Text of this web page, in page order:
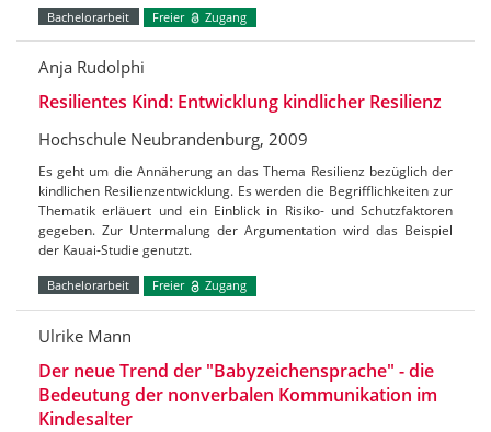
Bachelorarbeit Freier Zugang
Anja Rudolphi
Resilientes Kind: Entwicklung kindlicher Resilienz
Hochschule Neubrandenburg, 2009
Es geht um die Annäherung an das Thema Resilienz bezüglich der
kindlichen Resilienzentwicklung. Es werden die Begrifflichkeiten zur
Thematik erläuert und ein Einblick in Risiko- und Schutzfaktoren
gegeben. Zur Untermalung der Argumentation wird das Beispiel
der Kauai-Studie genutzt.
Bachelorarbeit Freier Zugang
Ulrike Mann
Der neue Trend der "Babyzeichensprache" - die
Bedeutung der nonverbalen Kommunikation im
Kindesalter